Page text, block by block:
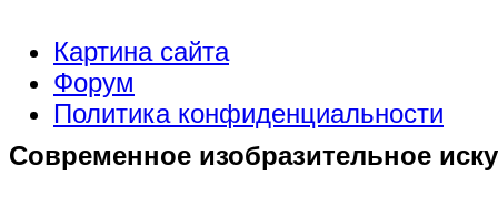
Картина сайта
Форум
Политика конфиденциальности
Современное изобразительное